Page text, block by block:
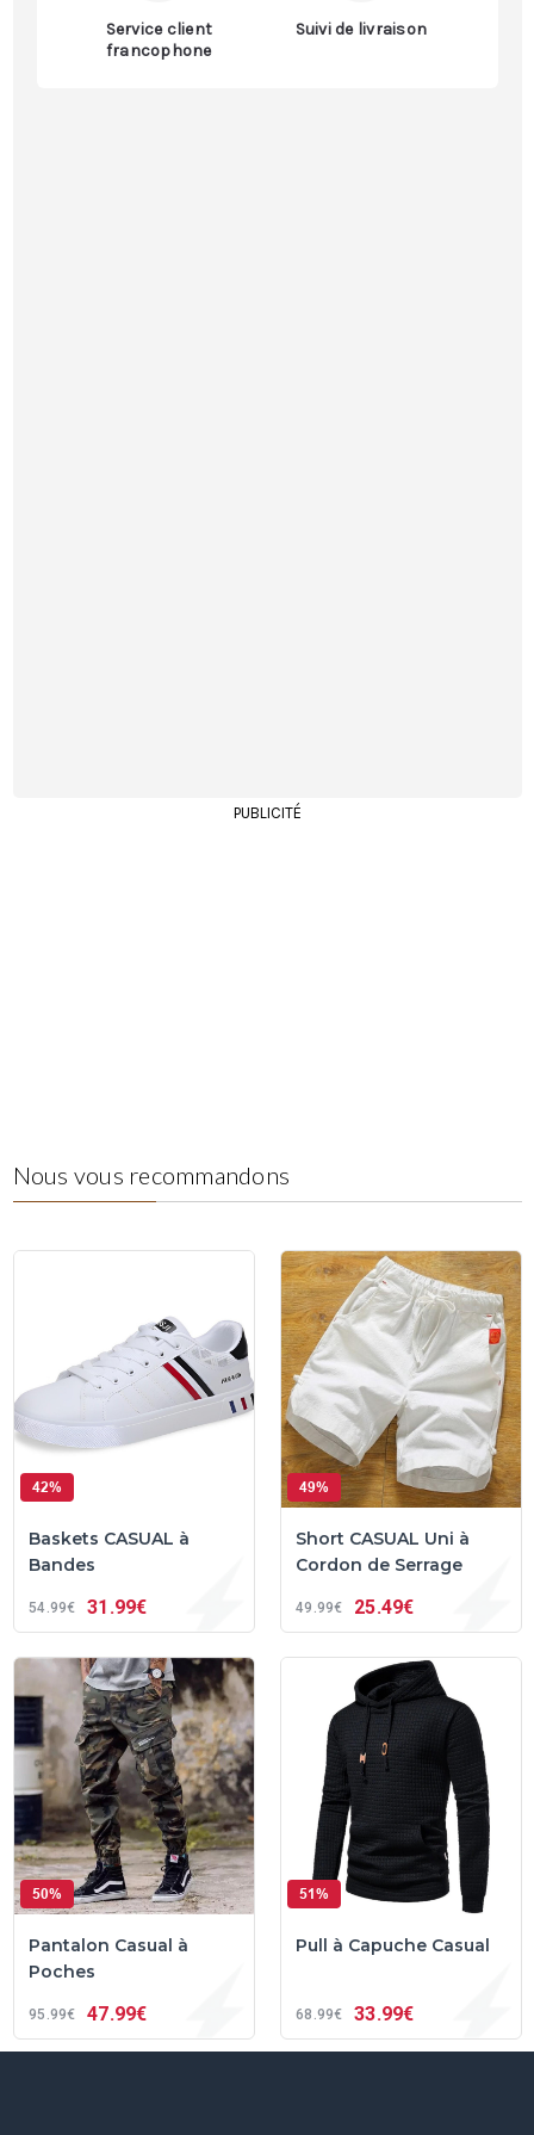
Service client
francophone
Suivi de livraison
PUBLICITÉ
Nous vous recommandons
42%
Baskets CASUAL à
Bandes
54 99€ 31 99€
49%
Short CASUAL Uni à
Cordon de Serrage
49 99€ 25 49€
50%
Pantalon Casual à
Poches
95 99€ 47 99€
51%
Pull à Capuche Casual
68 99€ 33 99€